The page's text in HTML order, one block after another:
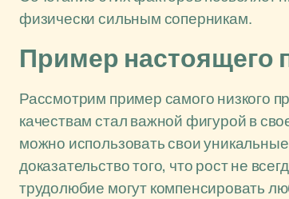
физически сильным соперникам.
Пример настоящего
Рассмотрим пример самого низкого
качествам стал важной фигурой в
можно использовать свои
доказательство того, что рост не
трудолюбие могут компенсировать